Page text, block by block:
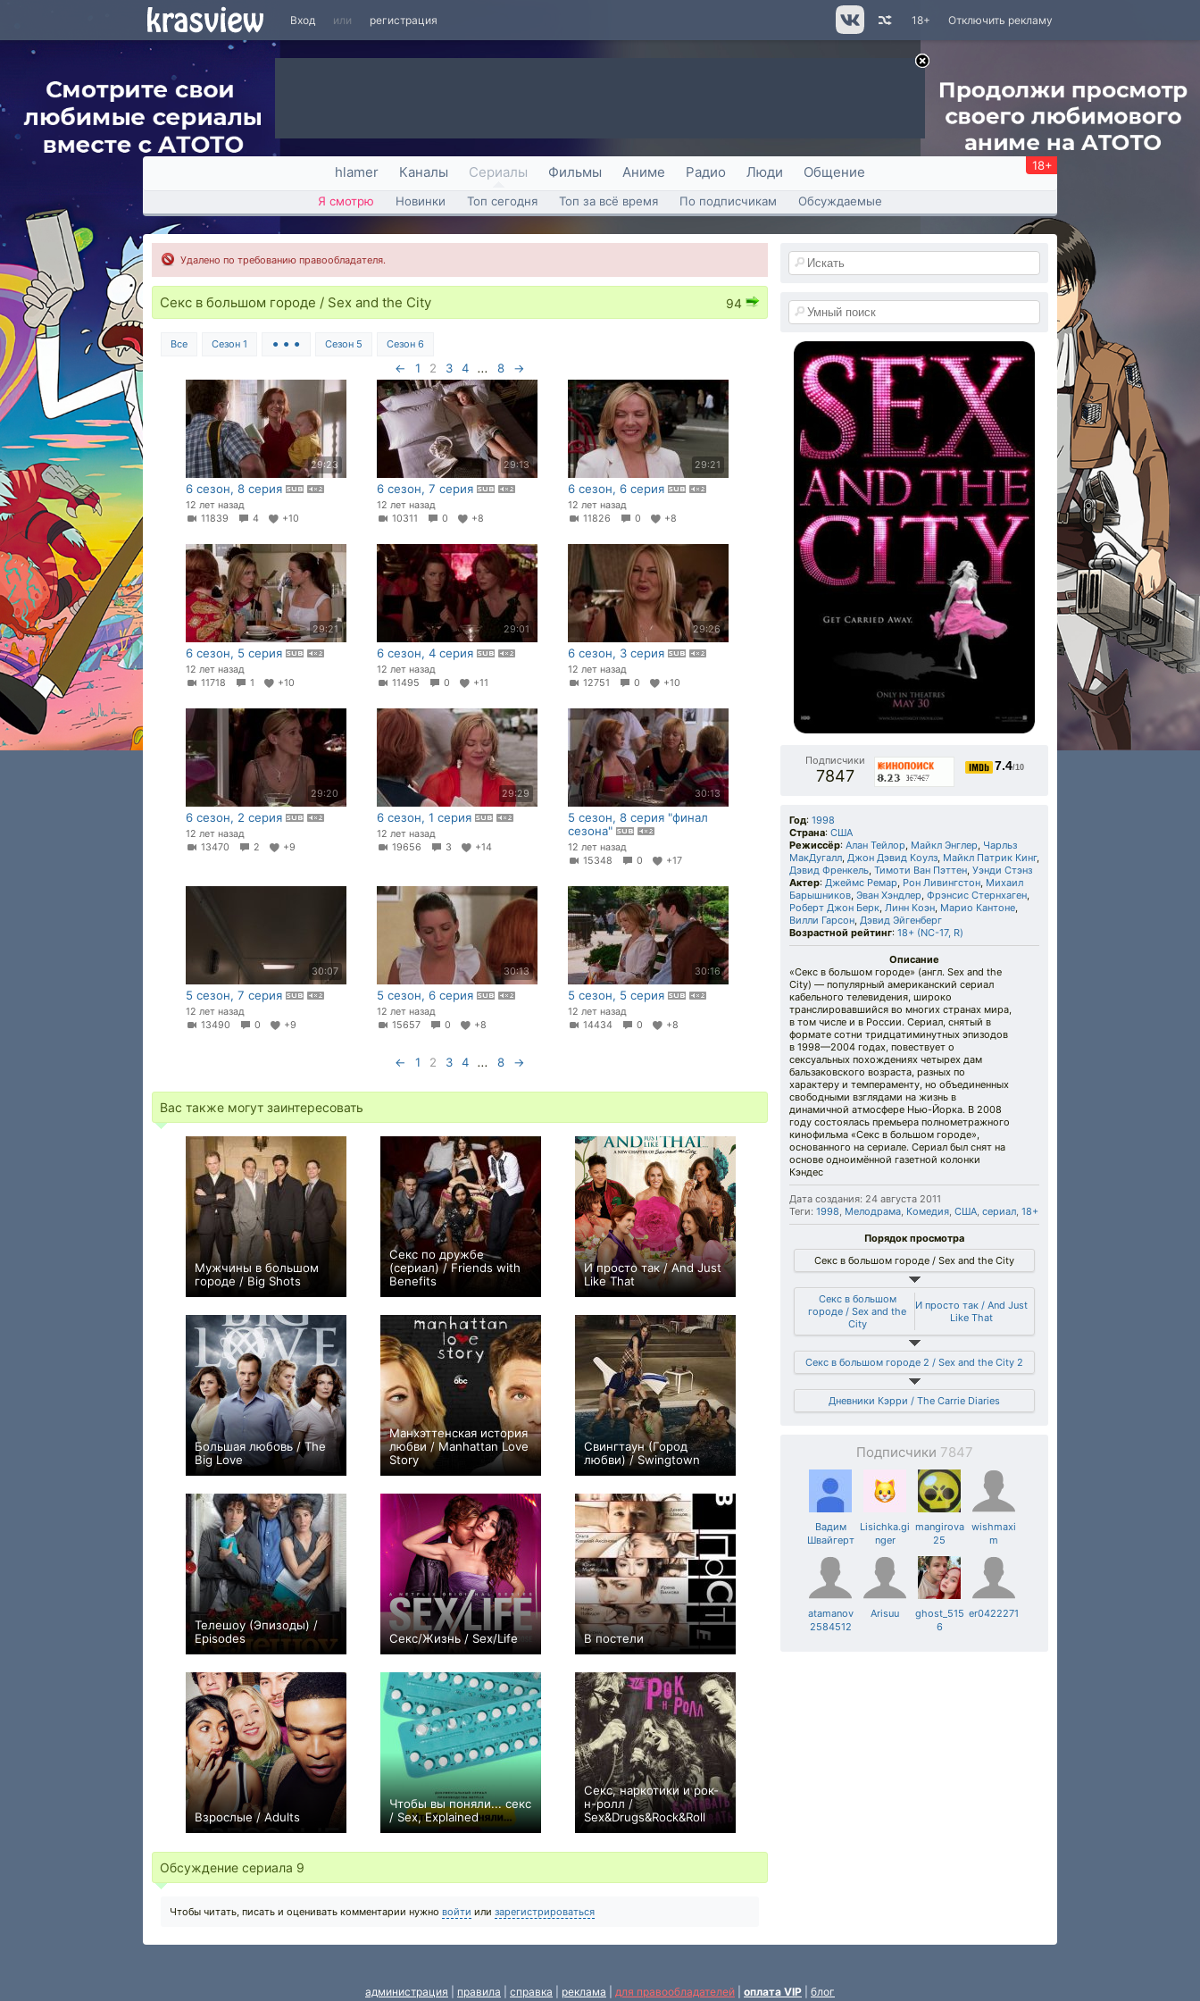
Вход или регистрация Отключить рекламу
18+
hlamer Каналы Сериалы Фильмы Аниме Радио Люди Общение 18+
Я смотрю Новинки Топ сегодня Топ за всё время По подписчикам Обсуждаемые
Удалено по требованию правообладателя.
Секс в большом городе / Sex and the City 94
Все Сезон 1 ⚫ ⚫ ⚫ Сезон 5 Сезон 6
← 1 2 3 4 ... 8 →
29:23
6 сезон, 8 серия
12 лет назад
11839
4 +10
29:13
6 сезон, 7 серия
12 лет назад
10311
0 +8
29:21
6 сезон, 6 серия
12 лет назад
11826
0 +8
29:21
6 сезон, 5 серия
12 лет назад
11718
1 +10
29:01
6 сезон, 4 серия
12 лет назад
11495
0 +11
29:26
6 сезон, 3 серия
12 лет назад
12751
0 +10
29:20
6 сезон, 2 серия
12 лет назад
13470
2 +9
29:29
6 сезон, 1 серия
12 лет назад
19656
3 +14
30:13
5 сезон, 8 серия "финал
сезона"
12 лет назад
15348
0 +17
30:07
5 сезон, 7 серия
12 лет назад
13490
0 +9
30:13
5 сезон, 6 серия
12 лет назад
15657
0 +8
30:16
5 сезон, 5 серия
12 лет назад
14434
0 +8
← 1 2 3 4 ... 8 →
Вас также могут заинтересовать
Мужчины в большом
городе / Big Shots
0 10 8
Секс по дружбе
(сериал) / Friends with
Benefits
+2 7 68
И просто так / And Just
Like That
+122 33 1403
Большая любовь / The
Big Love
+2 53 68
Манхэттенская история
любви / Manhattan Love
Story
+5 11 126
Свингтаун (Город
любви) / Swingtown
+4 13 42
Телешоу (Эпизоды) /
Episodes
+110 41 295
Секс/Жизнь / Sex/Life
+61 14 1455
В постели
+6 11 218
Взрослые / Adults
+9 8 68
Чтобы вы поняли... секс
/ Sex, Explained
+4 5 75
Секс, наркотики и рок-
н-ролл /
Sex&Drugs&Rock&Roll
+26 20 127
Обсуждение сериала 9
Чтобы читать, писать и оценивать комментарии нужно войти или зарегистрироваться
Подписчики
7847
7.4/10
Год: 1998
Страна: США
Режиссёр: Алан Тейлор, Майкл Энглер, Чарльз
МакДугалл, Джон Дэвид Коулз, Майкл Патрик Кинг,
Дэвид Френкель, Тимоти Ван Пэттен, Уэнди Стэнз
Актер: Джеймс Ремар, Рон Ливингстон, Михаил
Барышников, Эван Хэндлер, Фрэнсис Стернхаген,
Роберт Джон Берк, Линн Коэн, Марио Кантоне,
Вилли Гарсон, Дэвид Эйгенберг
Возрастной рейтинг: 18+ (NC-17, R)
Описание
«Секс в большом городе» (англ. Sex and the
City) — популярный американский сериал
кабельного телевидения, широко
транслировавшийся во многих странах мира,
в том числе и в России. Сериал, снятый в
формате сотни тридцатиминутных эпизодов
в 1998—2004 годах, повествует о
сексуальных похождениях четырех дам
бальзаковского возраста, разных по
характеру и темпераменту, но объединенных
свободными взглядами на жизнь в
динамичной атмосфере Нью-Йорка. В 2008
году состоялась премьера полнометражного
кинофильма «Секс в большом городе»,
основанного на сериале. Сериал был снят на
основе одноимённой газетной колонки
Кэндес
Дата создания: 24 августа 2011
Теги: 1998, Мелодрама, Комедия, США, сериал, 18+
Порядок просмотра
Секс в большом городе / Sex and the City
Секс в большом
городе / Sex and the
City
И просто так / And Just
Like That
Секс в большом городе 2 / Sex and the City 2
Дневники Кэрри / The Carrie Diaries
Подписчики 7847
Вадим
Швайгерт
Lisichka.gi
nger
mangirova
25
wishmaxi
m
atamanov
2584512
Arisuu
ghost_515
6
er0422271
администрация правила справка реклама для правообладателей оплата VIP блог